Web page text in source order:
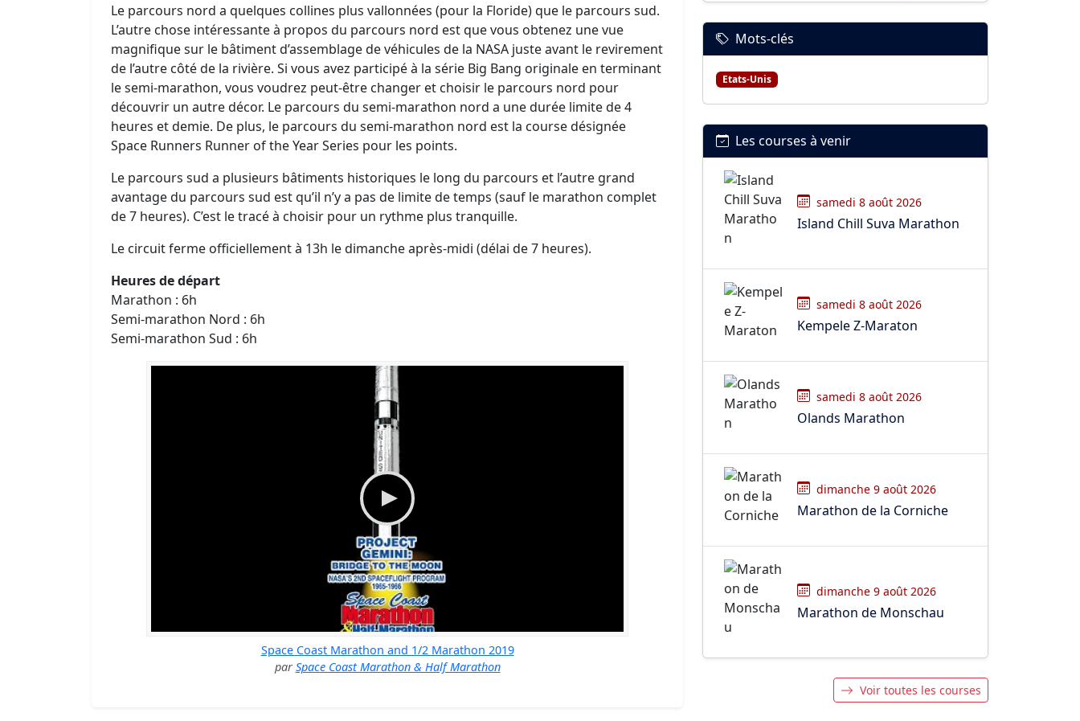
Le parcours nord a quelques collines plus vallonnées (pour la Floride) que le parcours sud.
L’autre chose intéressante à propos du parcours nord est que vous obtenez une vue
magnifique sur le bâtiment d’assemblage de véhicules de la NASA juste avant le revirement
de l’autre côté de la rivière. Si vous avez participé à la série Big Bang originale en terminant
le semi-marathon, vous voudrez peut-être changer et choisir le parcours nord pour
découvrir un autre décor. Le parcours du semi-marathon nord a une durée limite de 4
heures et demie. De plus, le parcours du semi-marathon nord est la course désignée
Space Runners Runner of the Year Series pour les points.
Le parcours sud a plusieurs bâtiments historiques le long du parcours et l’autre grand
avantage du parcours sud est qu’il n’y a pas de limite de temps (sauf le marathon complet
de 7 heures). C’est le tracé à choisir pour un rythme plus tranquille.
Le circuit ferme officiellement à 13h le dimanche après-midi (délai de 7 heures).
Heures de départ
Marathon : 6h
Semi-marathon Nord : 6h
Semi-marathon Sud : 6h
Space Coast Marathon and 1/2 Marathon 2019
par Space Coast Marathon & Half Marathon
Mots-clés
Etats-Unis
Les courses à venir
samedi 8 août 2026
Island Chill Suva Marathon
samedi 8 août 2026
Kempele Z-Maraton
samedi 8 août 2026
Olands Marathon
dimanche 9 août 2026
Marathon de la Corniche
dimanche 9 août 2026
Marathon de Monschau
Voir toutes les courses